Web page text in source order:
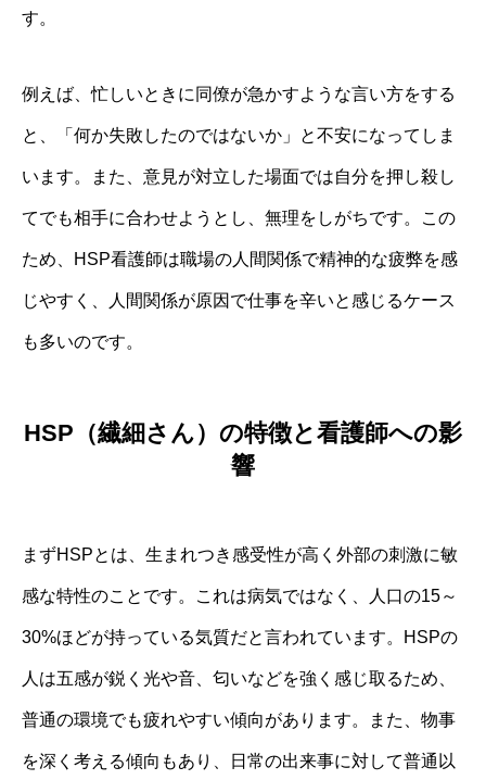
す。
例えば、忙しいときに同僚が急かすような言い方をする
と、「何か失敗したのではないか」と不安になってしま
います。また、意見が対立した場面では自分を押し殺し
てでも相手に合わせようとし、無理をしがちです。この
ため、HSP看護師は職場の人間関係で精神的な疲弊を感
じやすく、人間関係が原因で仕事を辛いと感じるケース
も多いのです。
HSP（繊細さん）の特徴と看護師への影
響
まずHSPとは、生まれつき感受性が高く外部の刺激に敏
感な特性のことです。これは病気ではなく、人口の15～
30%ほどが持っている気質だと言われています。HSPの
人は五感が鋭く光や音、匂いなどを強く感じ取るため、
普通の環境でも疲れやすい傾向があります。また、物事
を深く考える傾向もあり、日常の出来事に対して普通以